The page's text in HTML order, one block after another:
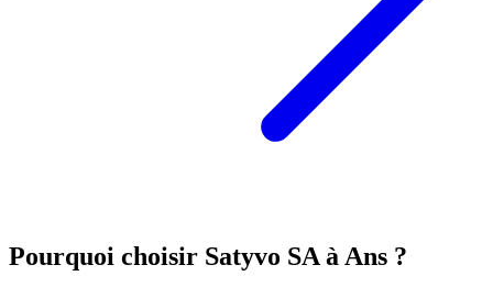
Pourquoi choisir Satyvo SA à Ans ?